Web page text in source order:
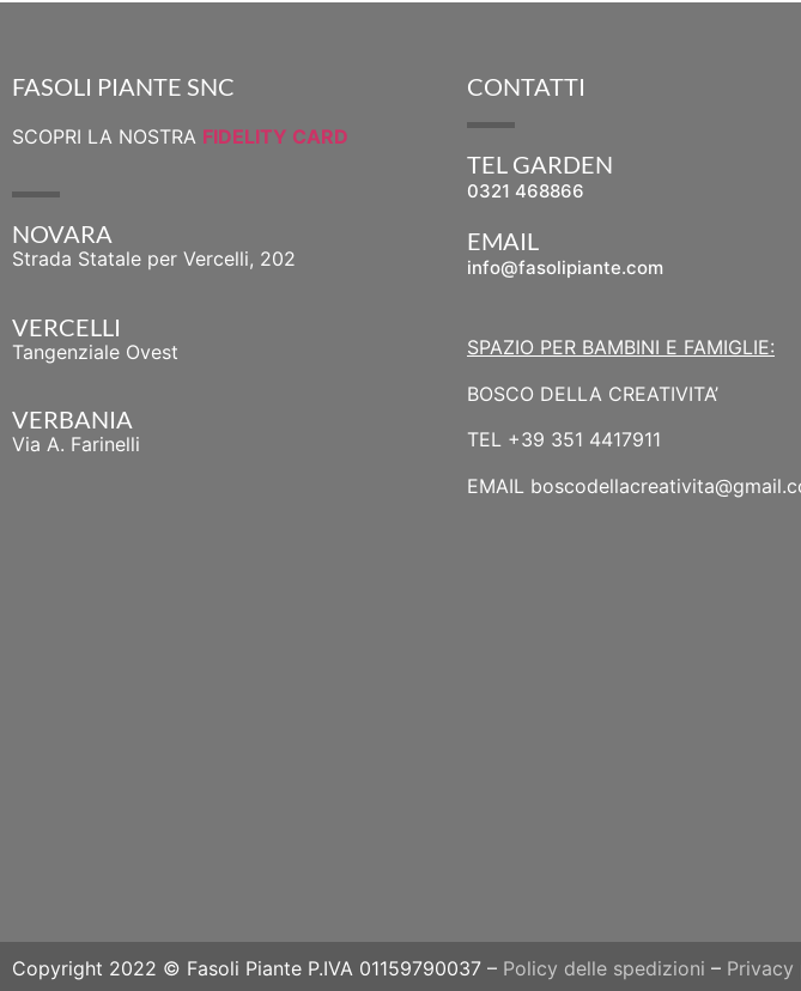
FASOLI PIANTE SNC
SCOPRI LA NOSTRA FIDELITY CARD
NOVARA
Strada Statale per Vercelli, 202
VERCELLI
Tangenziale Ovest
VERBANIA
Via A. Farinelli
CONTATTI
TEL GARDEN
0321 468866
EMAIL
info@fasolipiante.com
SPAZIO PER BAMBINI E FAMIGLIE:
BOSCO DELLA CREATIVITA’
TEL +39 351 4417911
EMAIL
Copyright 2022 © Fasoli Piante P.IVA 01159790037 – Policy delle spedizioni – Privacy